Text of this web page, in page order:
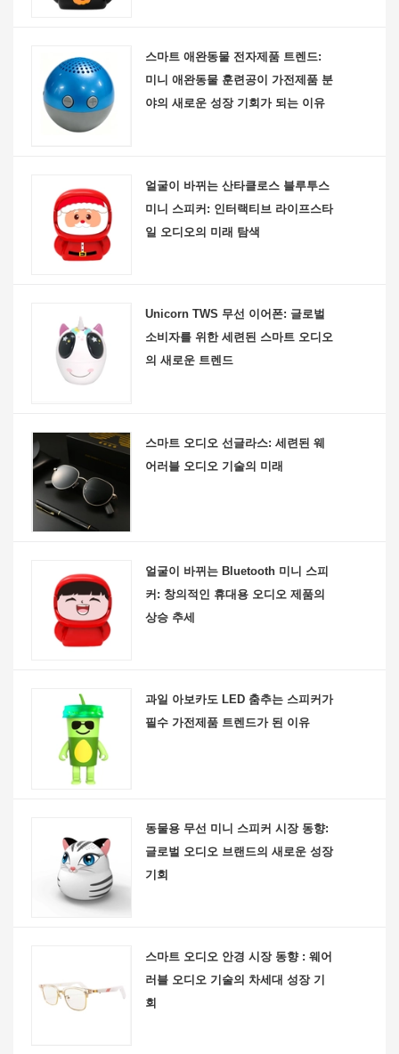
스마트 애완동물 전자제품 트렌드:
미니 애완동물 훈련공이 가전제품 분
야의 새로운 성장 기회가 되는 이유
얼굴이 바뀌는 산타클로스 블루투스
미니 스피커: 인터랙티브 라이프스타
일 오디오의 미래 탐색
Unicorn TWS 무선 이어폰: 글로벌
소비자를 위한 세련된 스마트 오디오
의 새로운 트렌드
스마트 오디오 선글라스: 세련된 웨
어러블 오디오 기술의 미래
얼굴이 바뀌는 Bluetooth 미니 스피
커: 창의적인 휴대용 오디오 제품의
상승 추세
과일 아보카도 LED 춤추는 스피커가
필수 가전제품 트렌드가 된 이유
동물용 무선 미니 스피커 시장 동향:
글로벌 오디오 브랜드의 새로운 성장
기회
스마트 오디오 안경 시장 동향 : 웨어
러블 오디오 기술의 차세대 성장 기
회